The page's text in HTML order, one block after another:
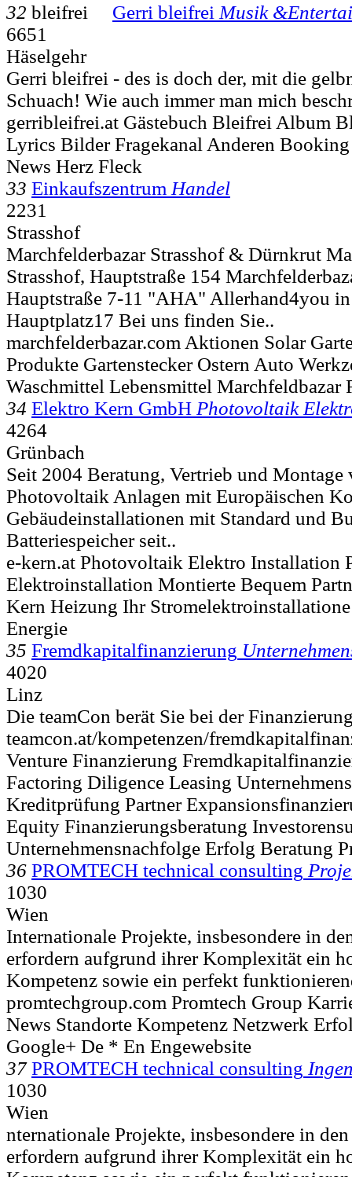
32 Gerri bleifrei Musik
6651
Häselgehr
Gerri bleifrei - des is doch der, mit die
Schuach! Wie auch immer man mich
gerribleifrei.at Gästebuch Bleifrei Album
Lyrics Bilder Fragekanal Anderen
News Herz Fleck
33 Einkaufszentrum Handel
2231
Strasshof
Marchfelderbazar Strasshof & Dürnkrut
Strasshof, Hauptstraße 154
Hauptstraße 7-11 "AHA" Allerhand4you in
Hauptplatz17 Bei uns finden Sie..
marchfelderbazar.com Aktionen Solar
Produkte Gartenstecker Ostern Auto
Waschmittel Lebensmittel Marchfeldbazar
34 Elektro Kern GmbH Photovoltaik
4264
Grünbach
Seit 2004 Beratung, Vertrieb und
Photovoltaik Anlagen mit Europäischen
Gebäudeinstallationen mit Standard und
Batteriespeicher seit..
e-kern.at Photovoltaik Elektro Installation
Elektroinstallation Montierte Bequem
Kern Heizung Ihr
Energie
35 Fremdkapitalfinanzierung
4020
Linz
Die teamCon berät Sie bei der
teamcon.at/kompetenzen/
Venture Finanzierung
Factoring Diligence Leasing
Kreditprüfung Partner
Equity Finanzierungsberatung
Unternehmensnachfolge Erfolg Beratung
36 PROMTECH technical consulting
1030
Wien
Internationale Projekte, insbesondere in
erfordern aufgrund ihrer Komplexität ein
Kompetenz sowie ein perfekt
promtechgroup.com Promtech Group
News Standorte Kompetenz Netzwerk
Google+ De * En Engewebsite
37 PROMTECH technical consulting
1030
Wien
nternationale Projekte, insbesondere in
erfordern aufgrund ihrer Komplexität ein